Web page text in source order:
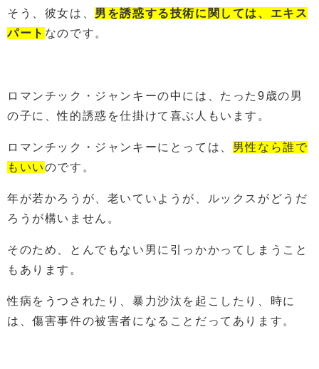
そう、彼女は、 男を誘惑する技術に関しては、エキス
パート なのです。
ロマンチック・ジャンキーの中には、たった9歳の男
の子に、性的誘惑を仕掛けて喜ぶ人もいます。
ロマンチック・ジャンキーにとっては、 男性なら誰で
もいいのです。
年が若かろうが、老いていようが、ルックスがどうだ
ろうが構いません。
そのため、とんでもない男に引っかかってしまうこと
もあります。
性病をうつされたり、暴力沙汰を起こしたり、時に
は、傷害事件の被害者になることだってあります。